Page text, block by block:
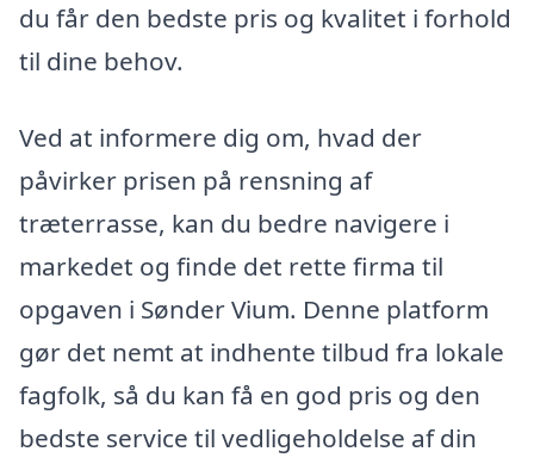
du får den bedste pris og kvalitet i forhold
til dine behov.
Ved at informere dig om, hvad der
påvirker prisen på rensning af
træterrasse, kan du bedre navigere i
markedet og finde det rette firma til
opgaven i Sønder Vium. Denne platform
gør det nemt at indhente tilbud fra lokale
fagfolk, så du kan få en god pris og den
bedste service til vedligeholdelse af din